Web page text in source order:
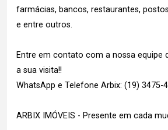
farmácias, bancos, restaurantes,
e entre outros.
Entre em contato com a nossa equipe
a sua visita!!
WhatsApp e Telefone Arbix: (19) 3475-
ARBIX IMÓVEIS - Presente em cada